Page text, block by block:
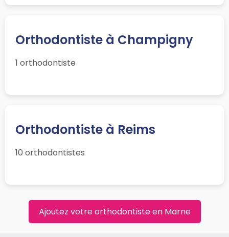
Orthodontiste à Champigny
1 orthodontiste
Orthodontiste à Reims
10 orthodontistes
Ajoutez votre orthodontiste en Marne